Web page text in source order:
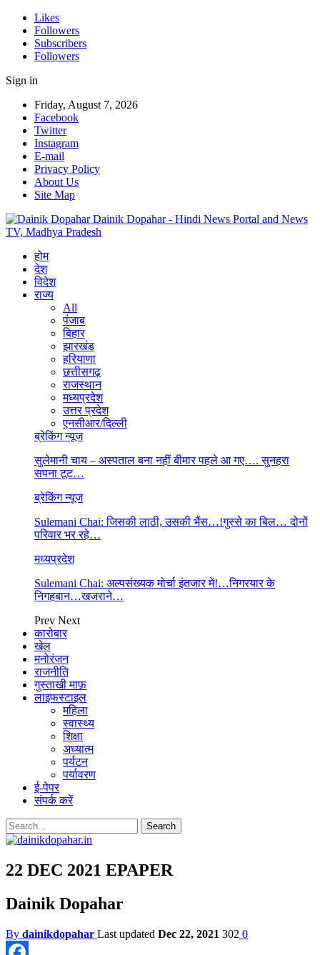
Likes
Followers
Subscribers
Followers
Sign in
Friday, August 7, 2026
Facebook
Twitter
Instagram
E-mail
Privacy Policy
About Us
Site Map
Dainik Dopahar - Hindi News Portal and News
TV, Madhya Pradesh
होम
देश
विदेश
राज्य
All
पंजाब
बिहार
झारखंड
हरियाणा
छत्तीसगढ़
राजस्थान
मध्यप्रदेश
उत्तर प्रदेश
एनसीआर/दिल्ली
ब्रेकिंग न्यूज
सुलेमानी चाय – अस्पताल बना नहीं बीमार पहले आ गए…. सुनहरा
सपना टूट…
ब्रेकिंग न्यूज
Sulemani Chai: जिसकी लाठी, उसकी भैंस…!गुस्से का बिल… दोनों
परिवार भर रहे…
मध्यप्रदेश
Sulemani Chai: अल्पसंख्यक मोर्चा इंतजार में!…निगरयार के
निगहबान…खजराने…
Prev Next
कारोबार
खेल
मनोरंजन
राजनीति
गुस्ताखी माफ़
लाइफस्टाइल
महिला
स्वास्थ्य
शिक्षा
अध्यात्म
पर्यटन
पर्यावरण
ई-पेपर
संपर्क करें
22 DEC 2021 EPAPER
Dainik Dopahar
By dainikdopahar Last updated Dec 22, 2021 302 0